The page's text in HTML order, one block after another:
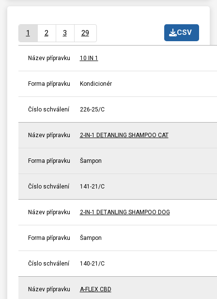
CSV
1 2 3 29
Název přípravku 10 IN 1
Forma přípravku Kondicionér
Číslo schválení 226-25/C
Název přípravku 2-IN-1 DETANLING SHAMPOO CAT
Forma přípravku Šampon
Číslo schválení 141-21/C
Název přípravku 2-IN-1 DETANLING SHAMPOO DOG
Forma přípravku Šampon
Číslo schválení 140-21/C
Název přípravku A-FLEX CBD